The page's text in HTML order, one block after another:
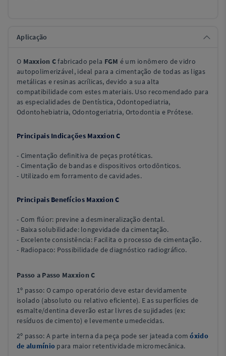
Aplicação
O Maxxion Cfabricado pela FGM é um ionômero de vidro
autopolimerizável, ideal para a cimentação de todas as ligas
metálicas e resinas acrílicas, devido a sua alta
compatibilidade com estes materiais. Uso recomendado para
as especialidades de Dentística, Odontopediatria,
Odontohebiatria, Odontogeriatria, Ortodontia e Prótese.
Principais Indicações Maxxion C
- Cimentação definitiva de peças protéticas.
- Cimentação de bandas e dispositivos ortodônticos.
- Utilizado em forramento de cavidades.
Principais Benefícios Maxxion C
- Com flúor: previne a desmineralização dental.
- Baixa solubilidade: longevidade da cimentação.
- Excelente consistência: Facilita o processo de cimentação.
- Radiopaco: Possibilidade de diagnóstico radiográfico.
Passo a Passo Maxxion C
1º passo: O campo operatório deve estar devidamente
isolado (absoluto ou relativo eficiente). E as superfícies de
esmalte/dentina deverão estar livres de sujidades (ex:
resíduos de cimento) e levemente umedecidas.
2º passo: A parte interna da peça pode ser jateada comóxido
de alumínio para maior retentividade micromecânica.